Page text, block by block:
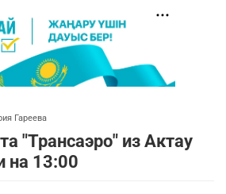
Гареева
"Трансаэро" из Актау
на 13:00